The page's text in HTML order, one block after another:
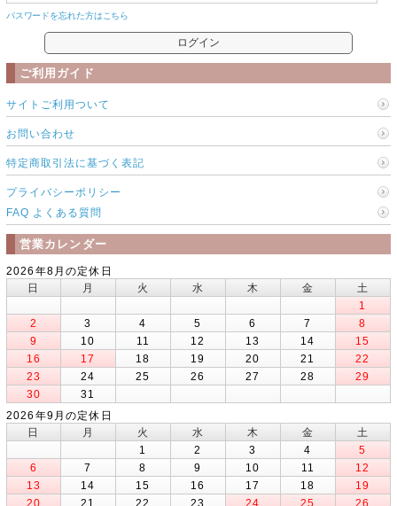
パスワードを忘れた方はこちら
ご利用ガイド
サイトご利用ついて
お問い合わせ
特定商取引法に基づく表記
プライバシーポリシー
FAQ よくある質問
営業カレンダー
2026年8月の定休日
日
月 火 水 木 金
土
1
2
3 4 5 6 7
8
9
10 11 12 13 14
15
16
17 18 19 20 21
22
23
24 25 26 27 28
29
30
31
2026年9月の定休日
日
月 火 水 木 金
土
1
2 3 4
5
6
7 8 9 10 11
12
13
14 15 16 17 18
19
20
21 22 23 24 25 26